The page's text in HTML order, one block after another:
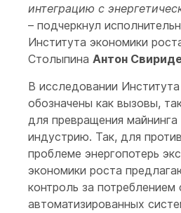
интеграцию с
– подчеркнул
Института экономики
Столыпина Антон
В исследовании
обозначены как вызовы,
для превращения
индустрию. Так, для
проблеме энергопотерь
экономики роста
контроль за
автоматизированных